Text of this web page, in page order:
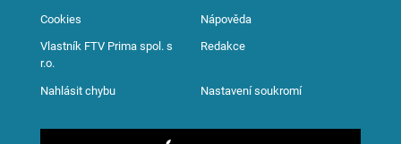
Cookies Nápověda
Vlastník FTV Prima spol. s
r.o.
Redakce
Nahlásit chybu Nastavení soukromí